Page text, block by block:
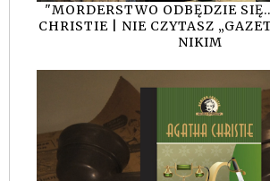
"MORDERSTWO ODBĘDZIE
CHRISTIE | NIE CZYTASZ
NIKIM